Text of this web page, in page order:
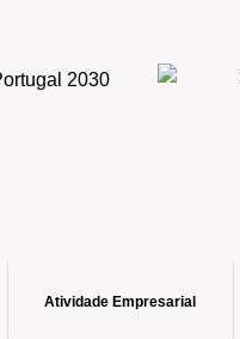
Atividade Empresarial